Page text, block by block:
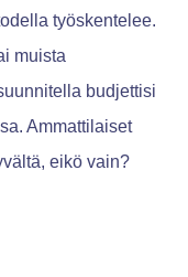
työskentelee.
muista
budjettisi
Ammattilaiset
eikö vain?